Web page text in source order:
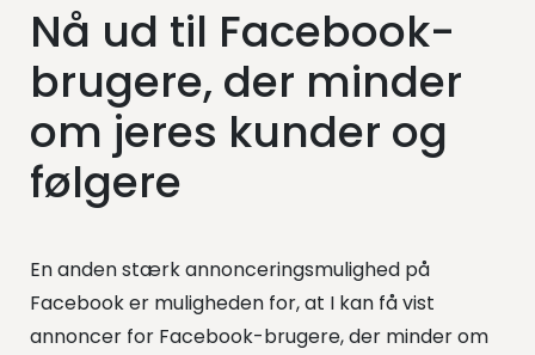
Nå ud til Facebook-
brugere, der minder
om jeres kunder og
følgere
En anden stærk annonceringsmulighed på
Facebook er muligheden for, at I kan få vist
annoncer for Facebook-brugere, der minder om